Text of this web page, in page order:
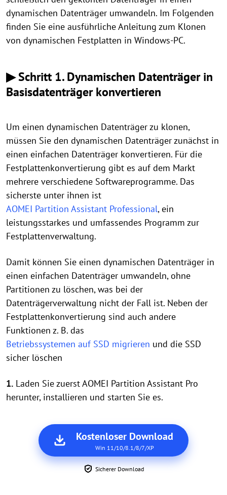
dynamischen Datenträger umwandeln. Im Folgenden
finden Sie eine ausführliche Anleitung zum Klonen
von dynamischen Festplatten in Windows-PC.
▶Schritt 1.Dynamischen Datenträger in
Basisdatenträger konvertieren
Um einen dynamischen Datenträger zu klonen,
müssen Sie den dynamischen Datenträger zunächst in
einen einfachen Datenträger konvertieren. Für die
Festplattenkonvertierung gibt es auf dem Markt
mehrere verschiedene Softwareprogramme. Das
sicherste unter ihnen ist
AOMEI Partition Assistant Professional, ein
leistungsstarkes und umfassendes Programm zur
Festplattenverwaltung.
Damit können Sie einen dynamischen Datenträger in
einen einfachen Datenträger umwandeln, ohne
Partitionen zu löschen, was bei der
Datenträgerverwaltung nicht der Fall ist. Neben der
Festplattenkonvertierung sind auch andere
Funktionen z. B. das
Betriebssystemen auf SSD migrieren und die SSD
sicher löschen
1. Laden Sie zuerst AOMEI Partition Assistant Pro
herunter, installieren und starten Sie es.
Kostenloser Download
Win 11/10/8.1/8/7/XP
Sicherer Download